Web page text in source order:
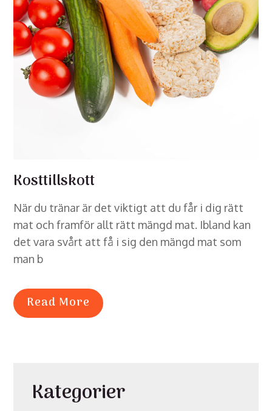
Kosttillskott
När du tränar är det viktigt att du får i dig rätt
mat och framför allt rätt mängd mat. Ibland kan
det vara svårt att få i sig den mängd mat som
man b
Read More
Kategorier